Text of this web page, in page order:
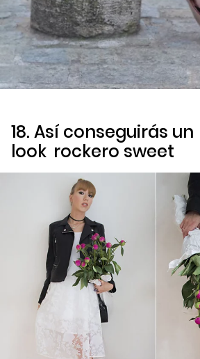
18. Así conseguirás un
look rockero sweet